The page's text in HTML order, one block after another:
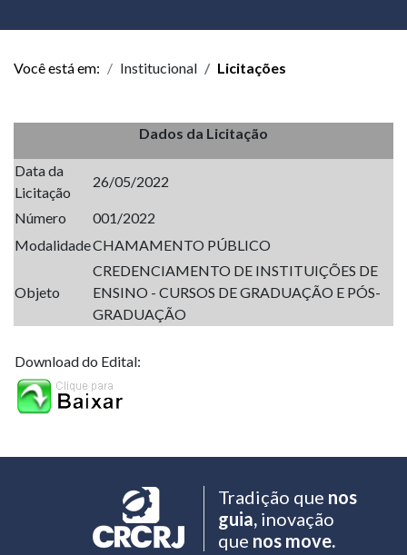
Você está em: Institucional Licitações
Dados da Licitação
Data da
Licitação
26/05/2022
Número
001/2022
ModalidadeCHAMAMENTO PÚBLICO
Objeto
CREDENCIAMENTO DE INSTITUIÇÕES DE
ENSINO - CURSOS DE GRADUAÇÃO E PÓS-
GRADUAÇÃO
Download do Edital:
Tradição que nos
guia,inovação
que nos move.